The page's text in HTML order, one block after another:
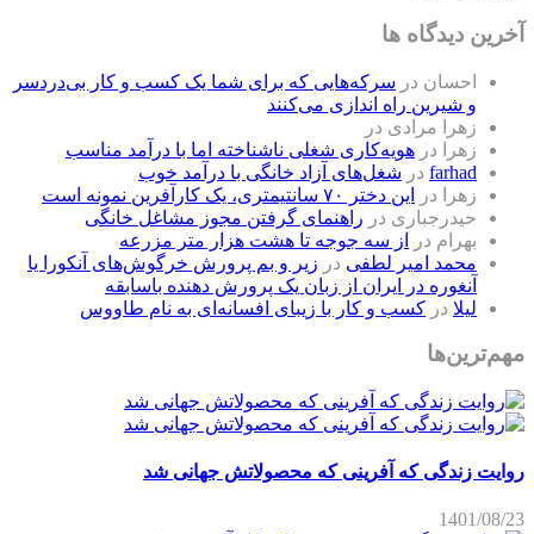
آخرین دیدگاه ها
احسان در سرکه‌هایی که برای شما یک کسب و کار بی‌دردسر
و شیرین راه اندازی می‌کنند
زهرا مرادی در
زهرا
در هویه‌کاری شغلی ناشناخته اما با درآمد مناسب
farhad در شغل‌های آزاد خانگی با درآمد خوب
زهرا
در
این دختر ۷۰ سانتیمتری، یک کارآفرین نمونه است
حیدرجباری در راهنمای گرفتن مجوز مشاغل خانگی
بهرام در
از سه جوجه تا هشت هزار متر مزرعه
محمد امیر لطفی در زیر و بم پرورش خرگوش‌های آنکورا یا
آنغوره در ایران از زبان یک پرورش دهنده باسابقه
لیلا در کسب و کار با زیبای افسانه‌ای به نام طاووس
مهم‌ترین‌ها
روایت زندگی که آفرینی که محصولاتش جهانی شد
1401/08/23